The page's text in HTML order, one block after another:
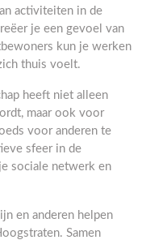
activiteiten in de
je een gevoel van
kun je werken
thuis voelt.
heeft niet alleen
maar ook voor
voor anderen te
sfeer in de
sociale netwerk en
en anderen helpen
Samen